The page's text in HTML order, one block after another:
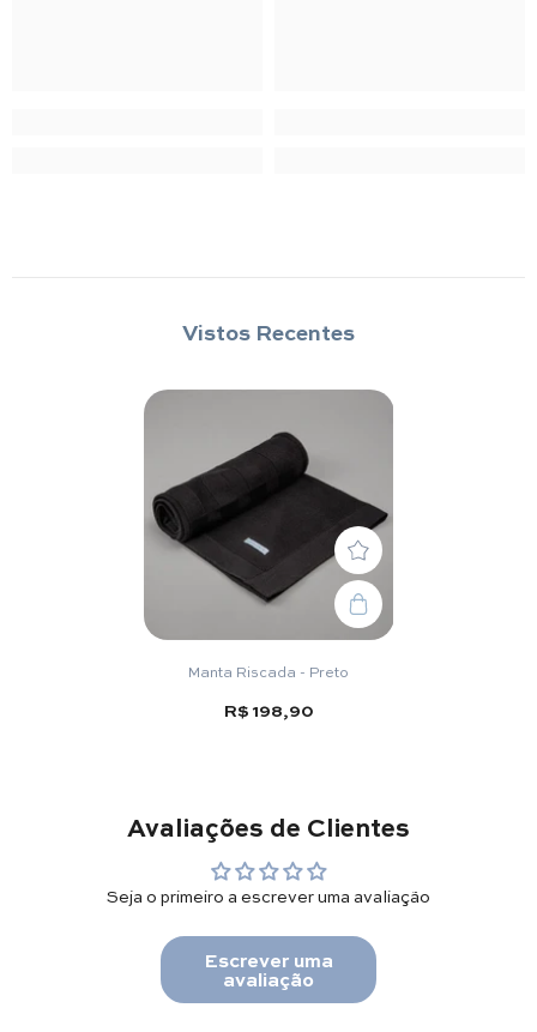
Vistos Recentes
Manta Riscada - Preto
R$ 198,90
Avaliações de Clientes
Seja o primeiro a escrever uma avaliação
Escrever uma
avaliação